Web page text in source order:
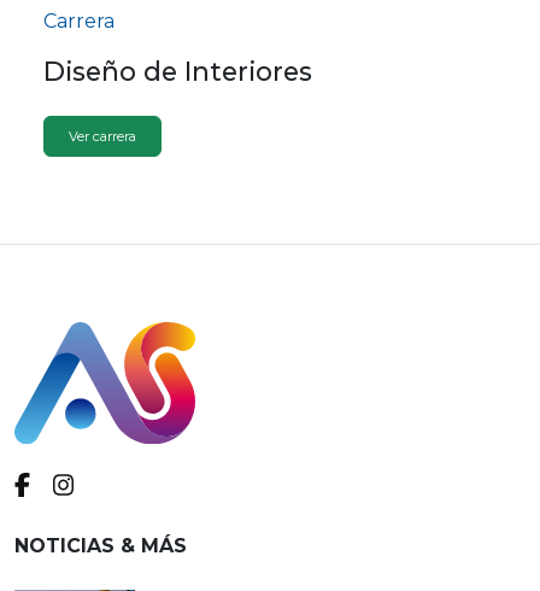
Carrera
Diseño de Interiores
Ver carrera
NOTICIAS & MÁS